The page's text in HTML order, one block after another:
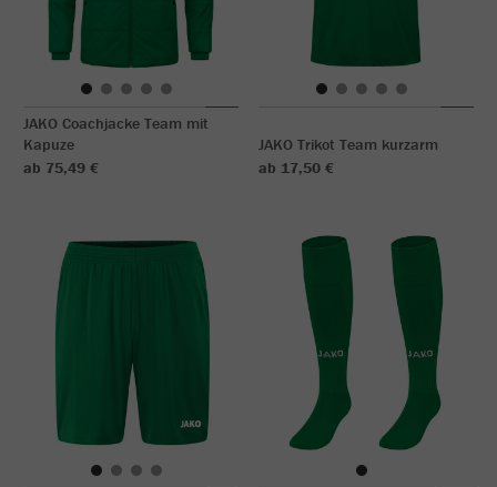
JAKO Coachjacke Team mit
Kapuze
ab 75,49 €
JAKO Trikot Team kurzarm
ab 17,50 €